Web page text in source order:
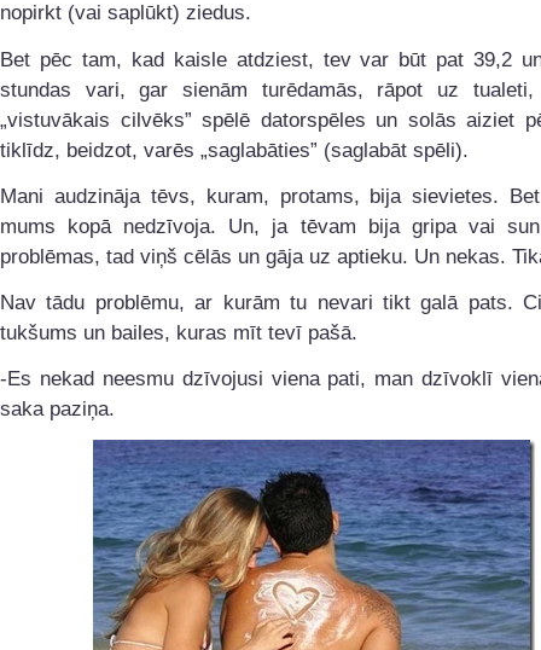
nopirkt (vai saplūkt) ziedus.
Bet pēc tam, kad kaisle atdziest, tev var būt pat 39,2
stundas vari, gar sienām turēdamās, rāpot uz
„vistuvākais cilvēks” spēlē datorspēles un solās aiziet
tiklīdz, beidzot, varēs „saglabāties” (saglabāt spēli).
Mani audzināja tēvs, kuram, protams, bija sievietes.
mums kopā nedzīvoja. Un, ja tēvam bija gripa vai
problēmas, tad viņš cēlās un gāja uz aptieku. Un nekas.
Nav tādu problēmu, ar kurām tu nevari tikt galā pats.
tukšums un bailes, kuras mīt tevī pašā.
-Es nekad neesmu dzīvojusi viena pati, man dzīvoklī
saka paziņa.